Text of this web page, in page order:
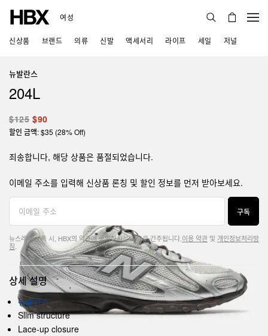
여성
신상품 브랜드 의류 신발 액세서리 라이프 세일 저널
뉴발란스
204L
$125 $90
할인 금액: $35 (28% Off)
죄송합니다, 해당 상품은 품절되었습니다.
이메일 주소를 입력해 신상품 론칭 및 할인 정보를 먼저 받아보세요.
구독
뉴스레터 구독 시, HBX의 약관에 동의하시는 것으로 간주됩니다. 이용 약관 및 개인정보처리방
침
상세 설명
뉴발란스
Slim structure
Lace-up closure